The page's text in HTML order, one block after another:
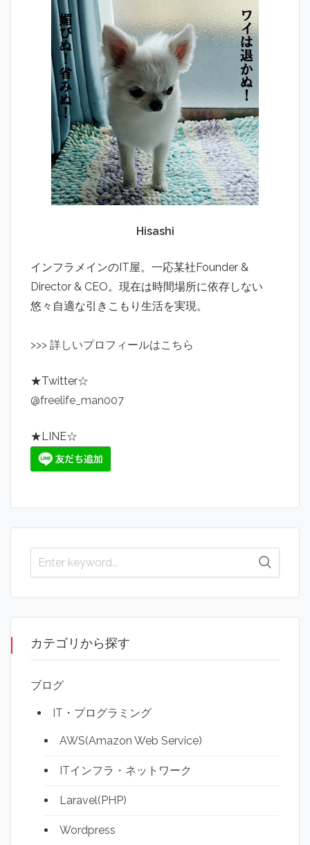
Hisashi
インフラメインのIT屋。一応某社Founder &
Director & CEO。現在は時間場所に依存しない
悠々自適な引きこもり生活を実現。
>>> 詳しいプロフィールはこちら
★Twitter☆
@freelife_man007
★LINE☆
カテゴリから探す
ブログ
IT・プログラミング
AWS(Amazon Web Service)
ITインフラ・ネットワーク
Laravel(PHP)
Wordpress